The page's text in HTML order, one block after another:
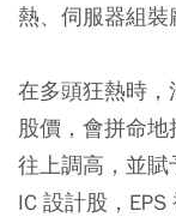
熱、伺服器組裝
在多頭狂熱時
股價，會拼命地
往上調高，並
IC 設計股，